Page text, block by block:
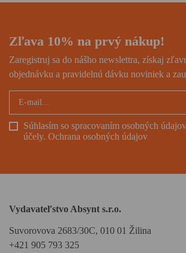
Zľava 10% na prvý nákup!
Zaregistruj sa do nášho newslettra, získaj
objednávku a pravidelnú dávku noviniek a
Súhlasím so spracovaním osobných
účely. Ochrana osobných údajov
Vydavateľstvo Absynt s.r.o.
Suvorovova 2683/30C, 010 01 Žilina
+421 905 793 325